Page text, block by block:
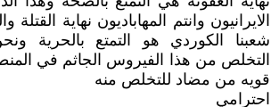
الايرانيون وانتم المهاباديون نهاية
شعبنا الكوردي هو التمتع بالحرية
التخلص من هذا الفيروس الجاثم في
قويه من مضاد للتخلص منه
احترامي